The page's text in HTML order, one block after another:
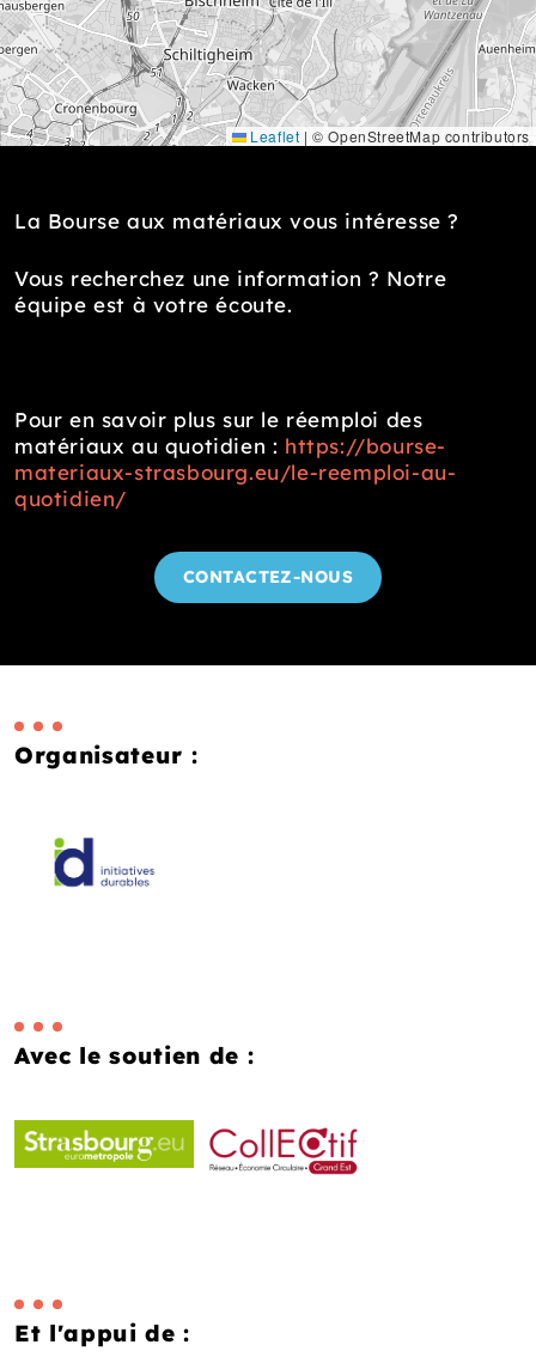
Leaflet | © OpenStreetMap contributors
La Bourse aux matériaux vous intéresse ?
Vous recherchez une information ? Notre
équipe est à votre écoute.
Pour en savoir plus sur le réemploi des
matériaux au quotidien : https://bourse-
materiaux-strasbourg.eu/le-reemploi-au-
quotidien/
CONTACTEZ-NOUS
Organisateur :
Avec le soutien de :
Et l'appui de :